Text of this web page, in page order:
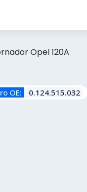
OE: 0.124.515.032